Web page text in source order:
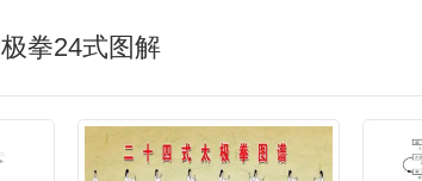
拳24式图解